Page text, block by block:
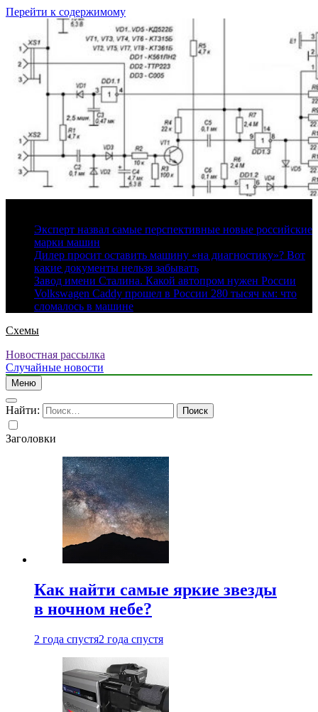
Перейти к содержимому
Эксперт назвал самые перспективные новые российские
марки машин
Дилер просит оставить машину «на диагностику»? Вот
какие документы нельзя забывать
Завод имени Сталина. Какой автопром нужен России
Volkswagen Caddy прошел в России 280 тысяч км: что
сломалось в машине
Схемы
Новостная рассылка
Случайные новости
Меню
Найти:
Заголовки
Как найти самые яркие звезды
в ночном небе?
2 года спустя2 года спустя